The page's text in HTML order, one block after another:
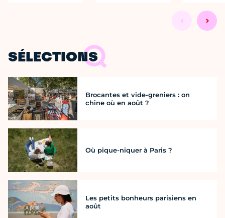
SÉLECTIONS
Brocantes et vide-greniers : on
chine où en août ?
Où pique-niquer à Paris ?
Les petits bonheurs parisiens en
août